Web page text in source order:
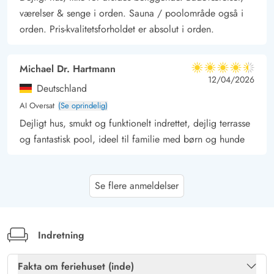
er en tur til Vesterhavet det hele værd, hvor I kan svømme i
havet om sommeren og gå ture langs stranden på alle tider af
Når I skal klare indkøbene på jeres ferie i Blåvand, er der flere
muligheder i byen, hvor der både er supermarkeder og
specialbutikker. Jeres nærmeste indkøbsmulighed ligger kun 1,1
kilometer væk.
værelser & senge i orden. Sauna / poolområde også i
orden. Pris-kvalitetsforholdet er absolut i orden.
Michael Dr. Hartmann
Deutschland
AI Oversat (Se oprindelig)
4.5 ud af 5
4.5 ud af 5
4.5 out of 5
12/04/2026
Dejligt hus, smukt og funktionelt indrettet, dejlig terrasse
og fantastisk pool, ideel til familie med børn og hunde
Et enkelt, men meget hyggeligt feriehus. Vi følte os
Se flere anmeldelser
Indretning
Fakta om feriehuset (inde)